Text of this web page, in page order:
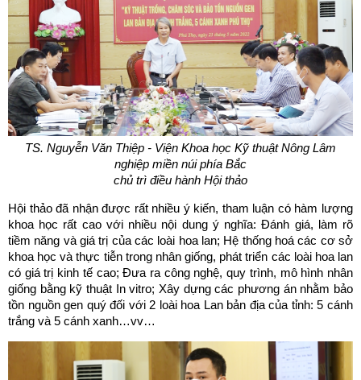
TS. Nguyễn Văn Thiệp - Viện Khoa học Kỹ thuật Nông Lâm
nghiệp miền núi phía Bắc
chủ trì điều hành Hội thảo
Hội thảo đã nhận được rất nhiều ý kiến, tham luận có hàm lượng
khoa học rất cao với nhiều nội dung ý nghĩa: Đánh giá, làm rõ
tiềm năng và giá trị của các loài hoa lan; Hệ thống hoá các cơ sở
khoa học và thực tiễn trong nhân giống, phát triển các loài hoa lan
có giá trị kinh tế cao; Đưa ra công nghệ, quy trình, mô hình nhân
giống bằng kỹ thuật In vitro; Xây dựng các phương án nhằm bảo
tồn nguồn gen quý đối với 2 loài hoa Lan bản địa của tỉnh: 5 cánh
trắng và 5 cánh xanh…vv…